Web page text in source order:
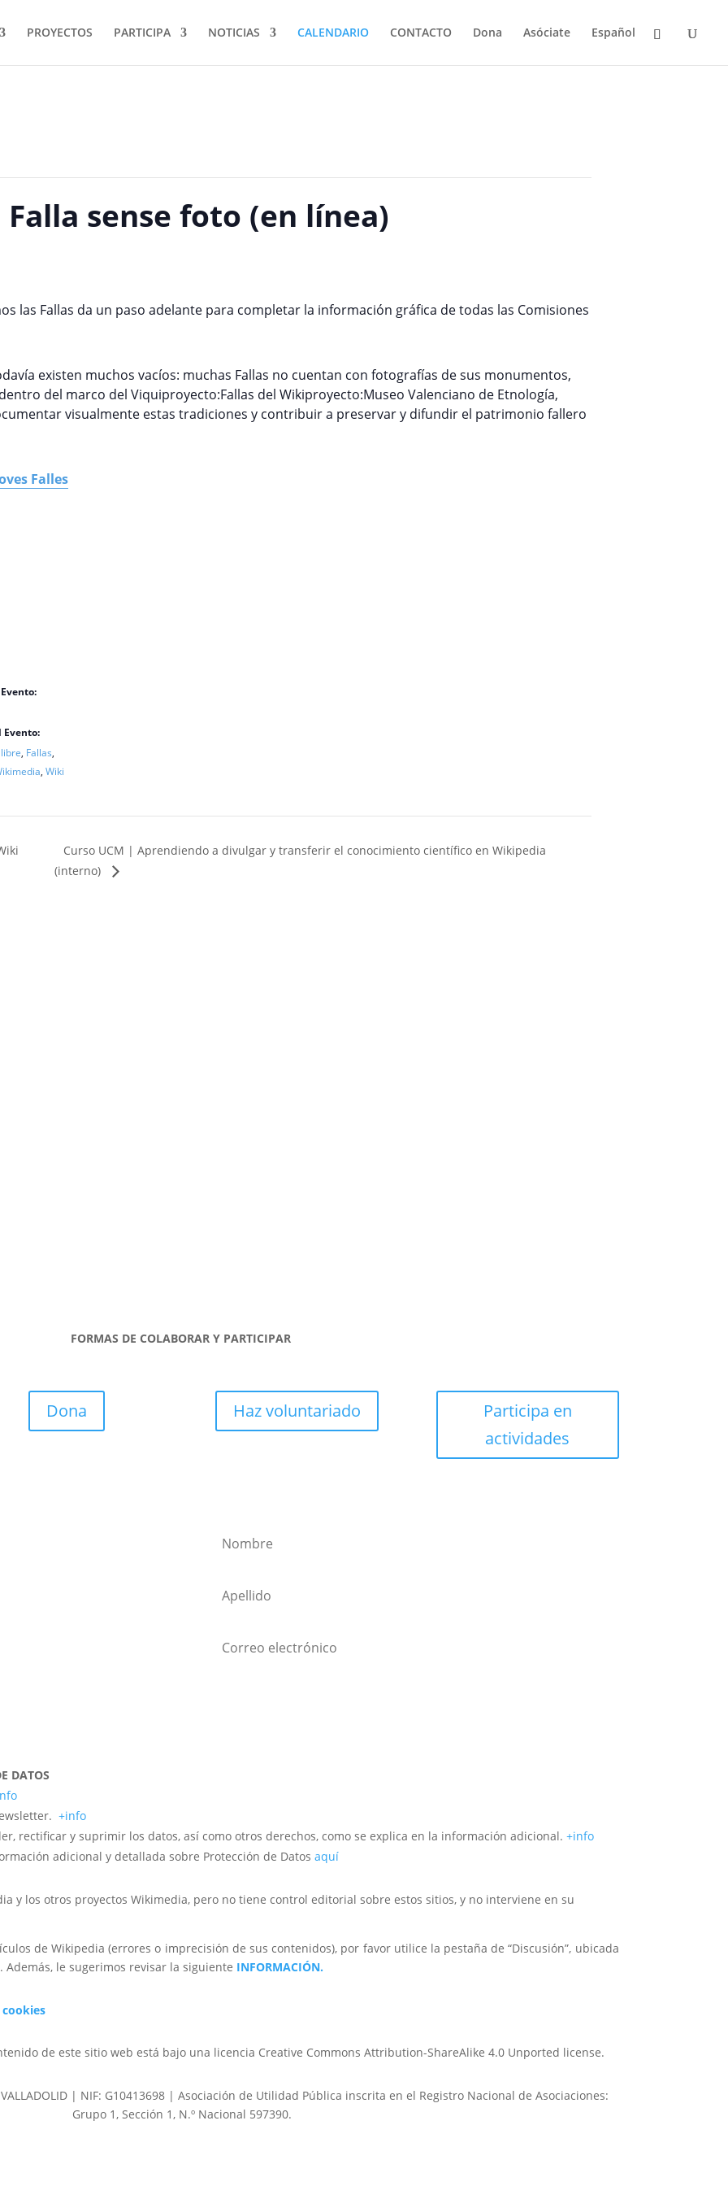
PROYECTOS PARTICIPA NOTICIAS CALENDARIO CONTACTO Dona Asóciate Español
sense foto (en línea)
las Fallas da un paso adelante para completar la información gráfica de todas las Comisiones
existen muchos vacíos: muchas Fallas no cuentan con fotografías de sus monumentos,
del marco del Viquiproyecto:Fallas del Wikiproyecto:Museo Valenciano de Etnología,
visualmente estas tradiciones y contribuir a preservar y difundir el patrimonio fallero
Falles
Evento:
, Fallas,
, Wiki
Curso UCM | Aprendiendo a divulgar y transferir el conocimiento científico en Wikipedia
(interno)
FORMAS DE COLABORAR Y PARTICIPAR
Dona Haz voluntariado
Participa en
actividades
DATOS
+info
rectificar y suprimir los datos, así como otros derechos, como se explica en la información adicional.+info
adicional y detallada sobre Protección de Datosaquí
y los otros proyectos Wikimedia, pero no tiene control editorial sobre estos sitios, y no interviene en su
de Wikipedia (errores o imprecisión de sus contenidos), por favor utilice la pestaña de “Discusión”, ubicada
le sugerimos revisar la siguiente INFORMACIÓN.
de este sitio web está bajo una licencia Creative Commons Attribution-ShareAlike 4.0 Unported license.
| NIF: G10413698 | Asociación de Utilidad Pública inscrita en el Registro Nacional de Asociaciones:
Grupo 1, Sección 1, N.º Nacional 597390.